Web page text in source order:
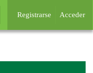
de búsqueda de entrada
Registrarse Acceder